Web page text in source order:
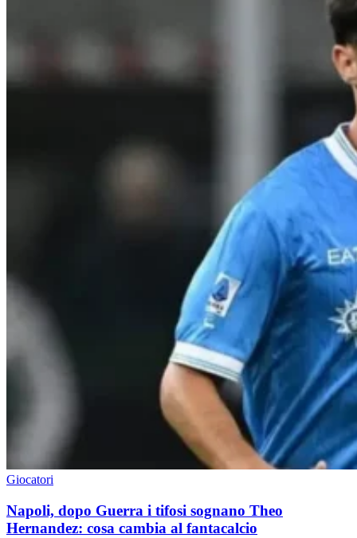
Giocatori
Napoli, dopo Guerra i tifosi sognano Theo
Hernandez: cosa cambia al fantacalcio